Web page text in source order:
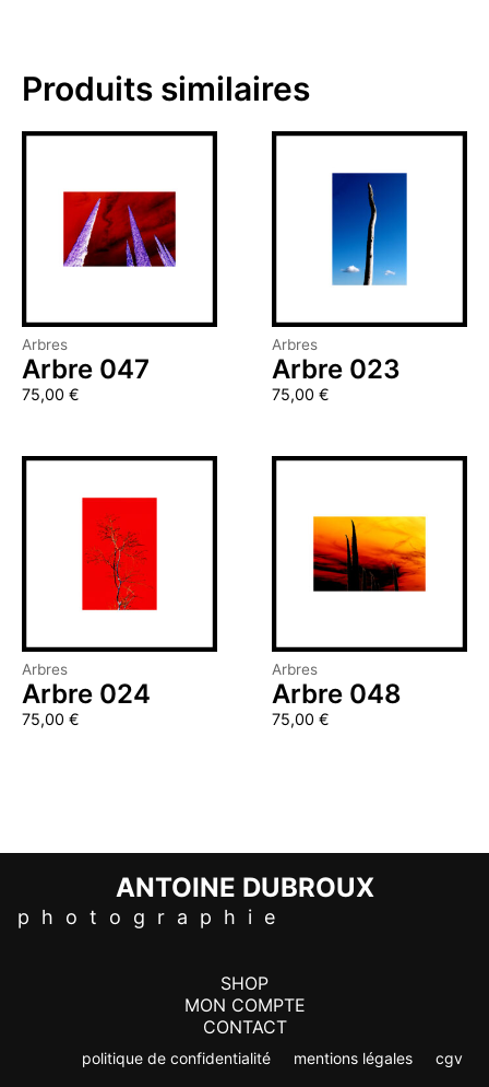
Produits similaires
Arbres
Arbre 047
75,00 €
Arbres
Arbre 023
75,00 €
Arbres
Arbre 024
75,00 €
Arbres
Arbre 048
75,00 €
ANTOINE DUBROUX
p h o t o g r a p h i e
SHOP
MON COMPTE
CONTACT
politique de confidentialité mentions légales cgv